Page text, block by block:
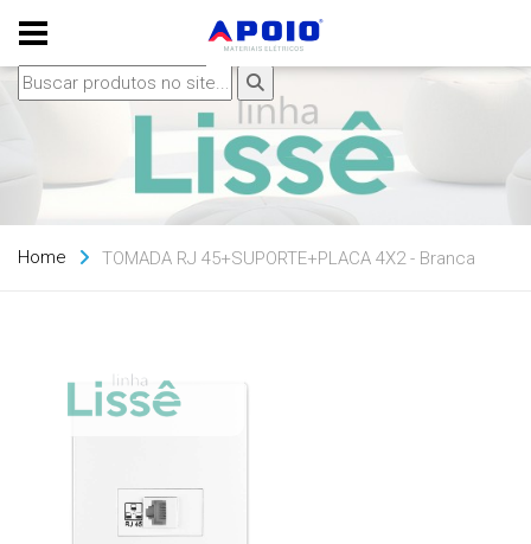
Home TOMADA RJ 45+SUPORTE+PLACA 4X2 - Branca